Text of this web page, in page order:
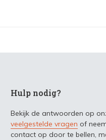
Hulp nodig?
Bekijk de antwoorden op
veelgestelde vragen of
contact op door te bellen,